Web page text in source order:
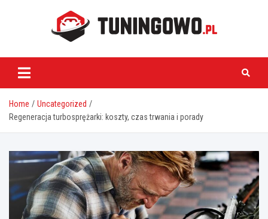
tuningowo.pl
Home
Uncategorized
Regeneracja turbosprężarki: koszty, czas trwania i porady